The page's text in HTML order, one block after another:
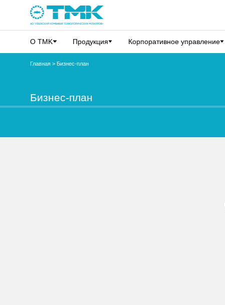
О TMK Продукция Корпоративное управление
Главная > Бизнес-план
Бизнес-план